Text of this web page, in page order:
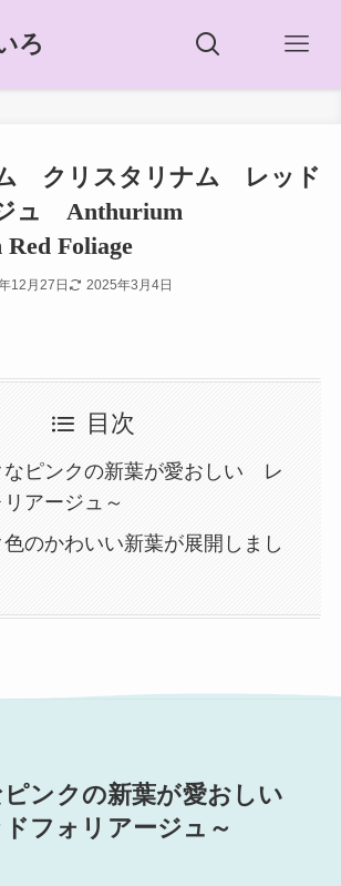
ろ
クリスタリナム レッド
ュ Anthurium
Foliage
12月27日 2025年3月4日
目次
なピンクの新葉が愛おしい レ
アージュ～
色のかわいい新葉が展開しまし
ピンクの新葉が愛おしい
フォリアージュ～